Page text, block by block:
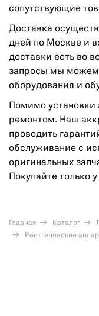
сопутствующие
Доставка
дней по Москве и
доставки есть во
запросы мы можем
оборудования и
Помимо
ремонтом. Наш
проводить
обслуживание с
оригинальных
Покупайте только
Главная Каталог
Рентгеновские